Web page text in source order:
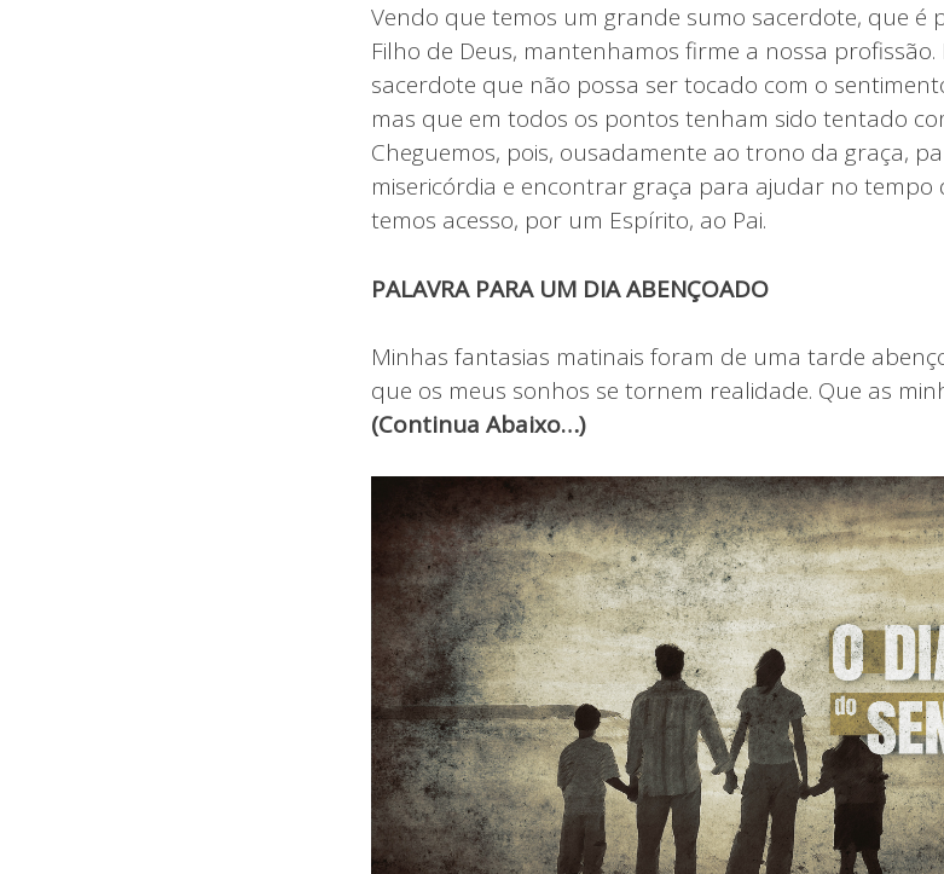
Vendo que temos um grande sumo sacerdote, que é
Filho de Deus, mantenhamos firme a nossa
sacerdote que não possa ser tocado com o
mas que em todos os pontos tenham sido tentado
Cheguemos, pois, ousadamente ao trono da graça,
misericórdia e encontrar graça para ajudar no tempo
temos acesso, por um Espírito, ao Pai.
PALAVRA PARA UM DIA ABENÇOADO
Minhas fantasias matinais foram de uma tarde
que os meus sonhos se tornem realidade. Que as
(Continua Abaixo…)